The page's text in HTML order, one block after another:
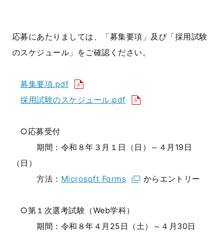
応募にあたりましては、「募集要項」及び「採用試験
のスケジュール」をご確認ください。
募集要項.pdf
採用試験のスケジュール.pdf
○応募受付
期間：令和８年３月１日（日）～４月19日
（日）
方法： Microsoft Forms からエントリー
○第１次選考試験（Web学科）
期間：令和８年４月25日（土）～４月30日